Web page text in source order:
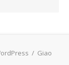
/ Giao